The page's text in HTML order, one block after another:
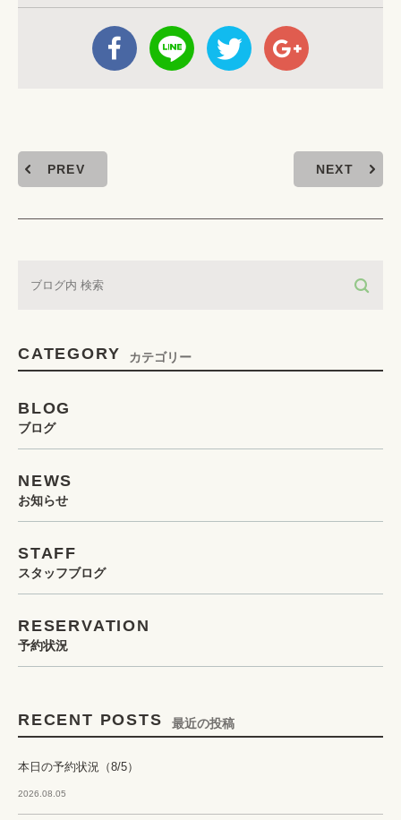
PREV NEXT
CATEGORY カテゴリー
BLOG
ブログ
NEWS
お知らせ
STAFF
スタッフブログ
RESERVATION
予約状況
RECENT POSTS 最近の投稿
本日の予約状況（8/5）
2026.08.05